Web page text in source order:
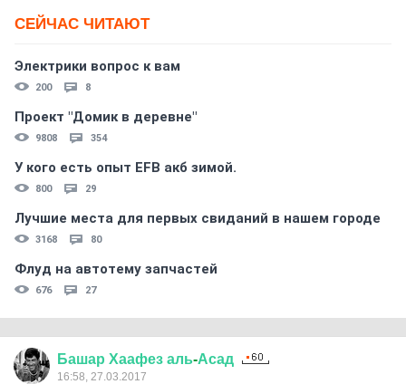
СЕЙЧАС ЧИТАЮТ
Электрики вопрос к вам
200 8
Проект "Домик в деревне"
9808 354
У кого есть опыт EFB акб зимой.
800 29
Лучшие места для первых свиданий в нашем городе
3168 80
Флуд на автотему запчастей
676 27
Башар Хаафез аль-Асад
16:58, 27.03.2017